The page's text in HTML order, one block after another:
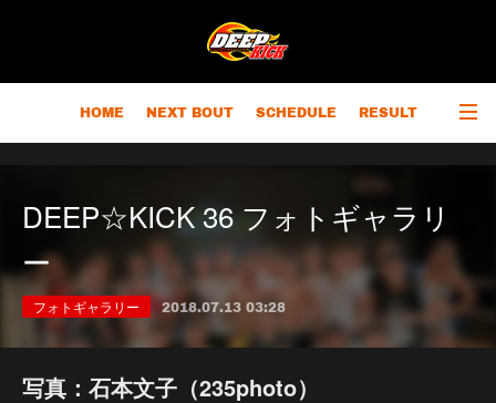
HOME NEXT BOUT SCHEDULE RESULT
DEEP☆KICK 36 フォトギャラリ
ー
フォトギャラリー 2018.07.13 03:28
写真：石本文子（235photo）